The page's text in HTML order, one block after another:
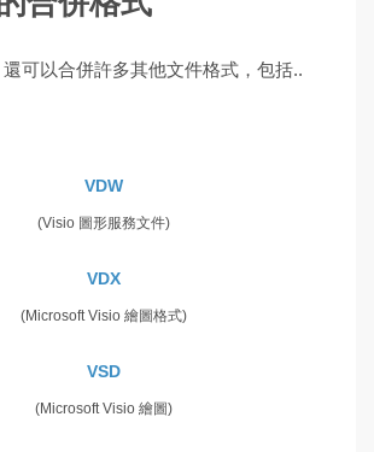
可以合併許多其他文件格式，包括..
VDW
(Visio 圖形服務文件)
VDX
(Microsoft Visio 繪圖格式)
VSD
(Microsoft Visio 繪圖)